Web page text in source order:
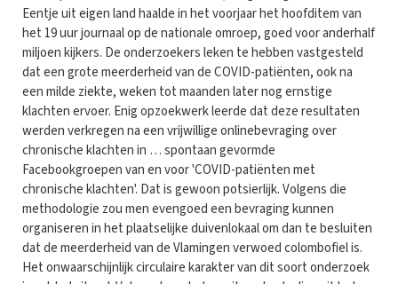
Eentje uit eigen land haalde in het voorjaar het hoofditem van
het 19 uur journaal op de nationale omroep, goed voor anderhalf
miljoen kijkers. De onderzoekers leken te hebben vastgesteld
dat een grote meerderheid van de COVID-patiënten, ook na
een milde ziekte, weken tot maanden later nog ernstige
klachten ervoer. Enig opzoekwerk leerde dat deze resultaten
werden verkregen na een vrijwillige onlinebevraging over
chronische klachten in … spontaan gevormde
Facebookgroepen van en voor 'COVID-patiënten met
chronische klachten'. Dat is gewoon potsierlijk. Volgens die
methodologie zou men evengoed een bevraging kunnen
organiseren in het plaatselijke duivenlokaal om dan te besluiten
dat de meerderheid van de Vlamingen verwoed colombofiel is.
Het onwaarschijnlijk circulaire karakter van dit soort onderzoek